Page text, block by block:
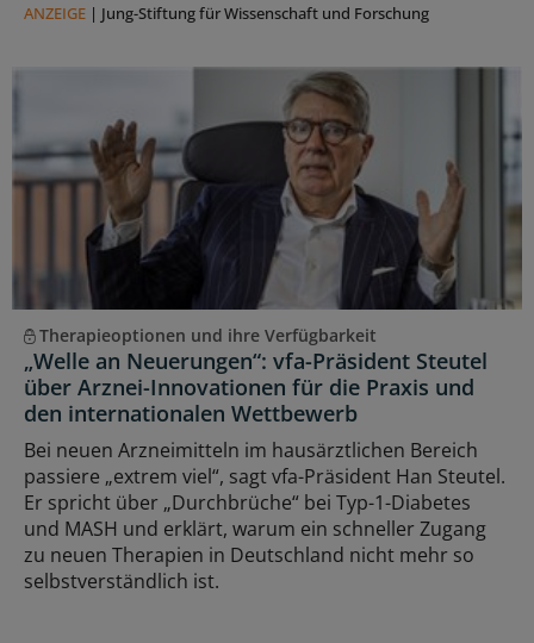
ANZEIGE | Jung-Stiftung für Wissenschaft und Forschung
Therapieoptionen und ihre Verfügbarkeit
„Welle an Neuerungen“: vfa-Präsident Steutel
über Arznei-Innovationen für die Praxis und
den internationalen Wettbewerb
Bei neuen Arzneimitteln im hausärztlichen Bereich
passiere „extrem viel“, sagt vfa-Präsident Han Steutel.
Er spricht über „Durchbrüche“ bei Typ-1-Diabetes
und MASH und erklärt, warum ein schneller Zugang
zu neuen Therapien in Deutschland nicht mehr so
selbstverständlich ist.